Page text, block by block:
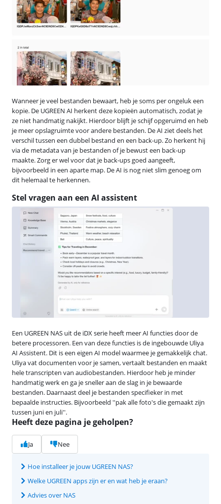
Wanneer je veel bestanden bewaart, heb je soms per ongeluk een
kopie. De UGREEN AI herkent deze kopieën automatisch, zodat je
ze niet handmatig nakijkt. Hierdoor blijft je schijf opgeruimd en heb
je meer opslagruimte voor andere bestanden. De AI ziet deels het
verschil tussen een dubbel bestand en een back-up. Zo herkent hij
via de metadata van je bestanden of je bewust een back-up
maakte. Zorg er wel voor dat je back-ups goed aangeeft,
bijvoorbeeld in een aparte map. De AI is nog niet slim genoeg om
dit helemaal te herkennen.
Stel vragen aan een AI assistent
Een UGREEN NAS uit de iDX serie heeft meer AI functies door de
betere processoren. Een van deze functies is de ingebouwde Uliya
AI Assistent. Dit is een eigen AI model waarmee je gemakkelijk chat.
Uliya vat documenten voor je samen, vertaalt bestanden en maakt
hele transcripten van audiobestanden. Hierdoor heb je minder
handmatig werk en ga je sneller aan de slag in je bewaarde
bestanden. Daarnaast deel je bestanden specifieker in met
bepaalde instructies. Bijvoorbeeld ''pak alle foto's die gemaakt zijn
tussen juni en juli''.
Heeft deze pagina je geholpen?
Ja Nee
Hoe installeer je jouw UGREEN NAS?
Welke UGREEN apps zijn er en wat heb je eraan?
Advies over NAS